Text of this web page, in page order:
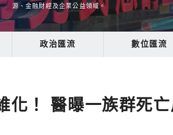
源、金融財經及企業公益領域。
政治匯流 數位匯流
化！ 醫曝一族群死